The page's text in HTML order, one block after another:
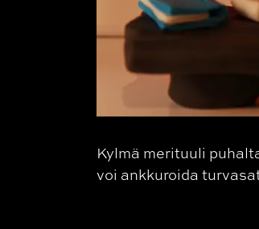
Kylmä merituuli
voi ankkuroida